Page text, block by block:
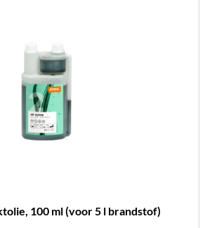
100 ml (voor 5 l brandstof)